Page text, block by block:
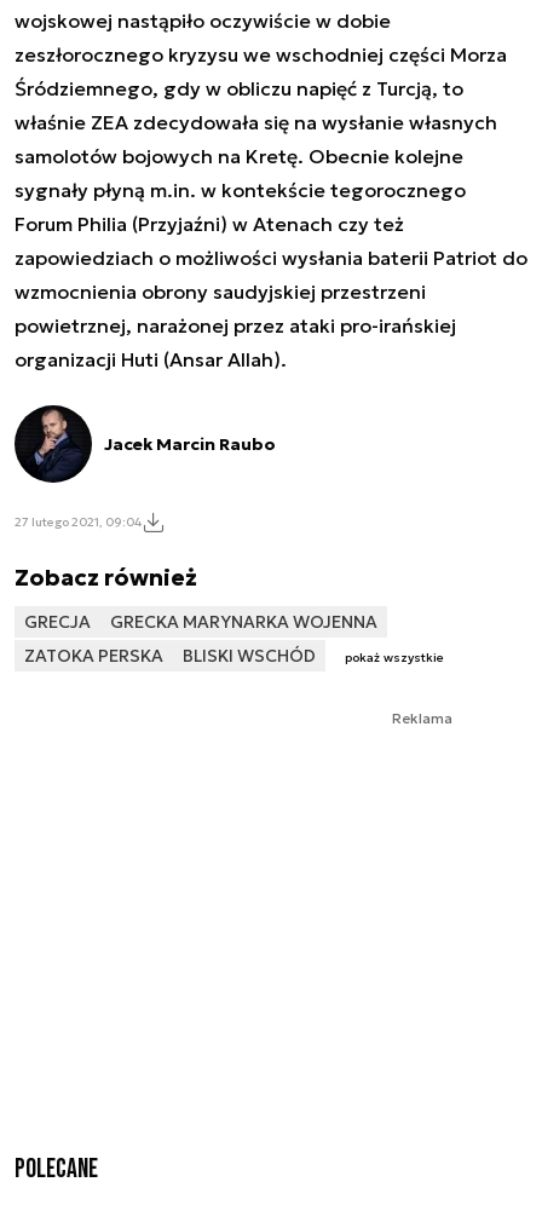
wojskowej nastąpiło oczywiście w dobie
zeszłorocznego kryzysu we wschodniej części Morza
Śródziemnego, gdy w obliczu napięć z Turcją, to
właśnie ZEA zdecydowała się na wysłanie własnych
samolotów bojowych na Kretę. Obecnie kolejne
sygnały płyną m.in. w kontekście tegorocznego
Forum Philia (Przyjaźni) w Atenach czy też
zapowiedziach o możliwości wysłania baterii Patriot do
wzmocnienia obrony saudyjskiej przestrzeni
powietrznej, narażonej przez ataki pro-irańskiej
organizacji Huti (Ansar Allah).
Jacek Marcin Raubo
27 lutego 2021, 09:04
Zobacz również
GRECJA
GRECKA MARYNARKA WOJENNA
ZATOKA PERSKA
BLISKI WSCHÓD pokaż wszystkie
Reklama
Polecane